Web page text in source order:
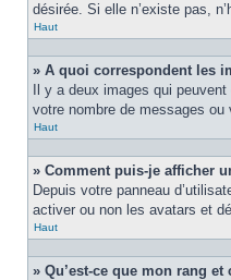
désirée. Si elle n’existe pas,
Haut
» A quoi correspondent les
Il y a deux images qui
votre nombre de messages
Haut
» Comment puis-je afficher
Depuis votre panneau
activer ou non les avatars et
Haut
» Qu’est-ce que mon rang